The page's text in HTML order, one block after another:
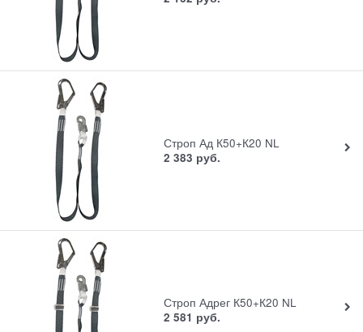
Строп Ад К50+К20 NL
2 383 руб.
Строп Адрег К50+К20 NL
2 581 руб.